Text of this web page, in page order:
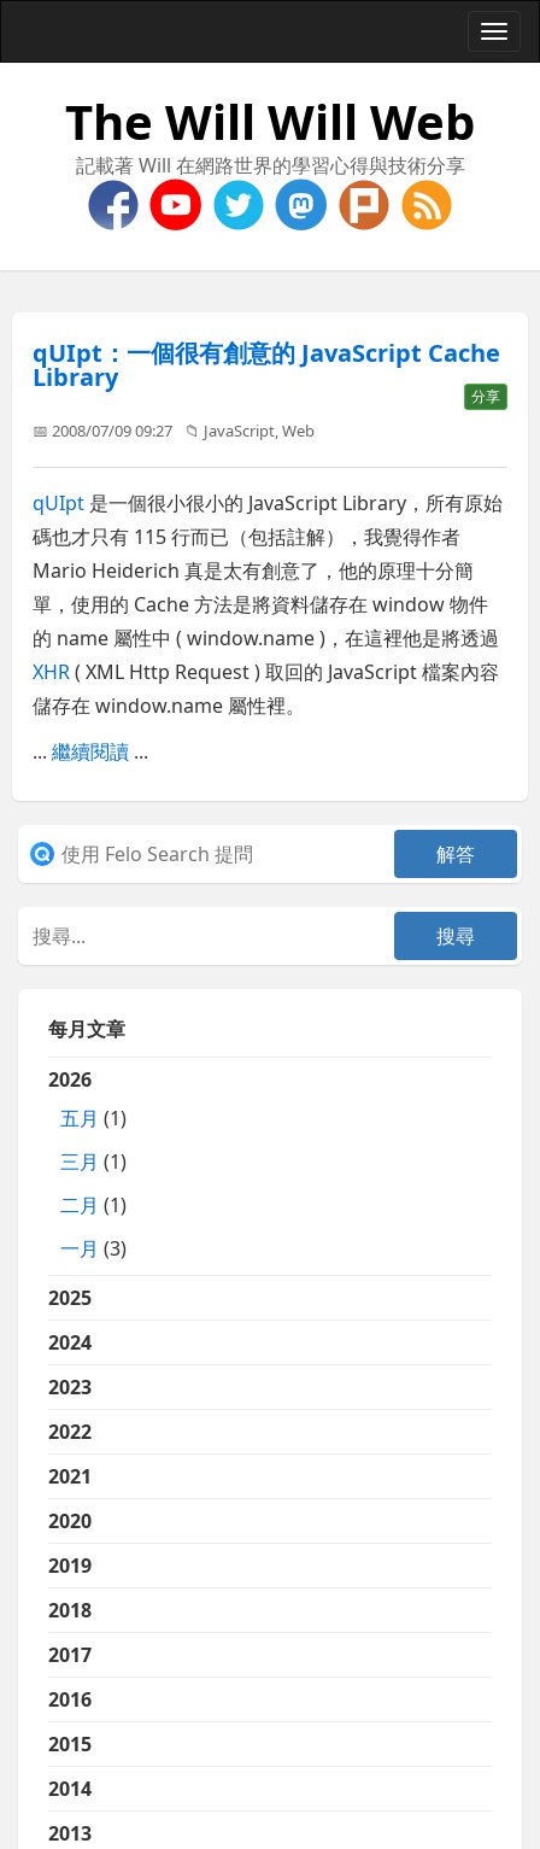
The Will Will Web
記載著 Will 在網路世界的學習心得與技術分享
qUIpt：一個很有創意的 JavaScript Cache
Library
分享
📅 2008/07/09 09:27 📁 JavaScript ,Web
qUIpt 是一個很小很小的 JavaScript Library，所有原始
碼也才只有 115 行而已（包括註解），我覺得作者
Mario Heiderich 真是太有創意了，他的原理十分簡
單，使用的 Cache 方法是將資料儲存在 window 物件
的 name 屬性中 ( window.name )，在這裡他是將透過
XHR( XML Http Request ) 取回的 JavaScript 檔案內容
儲存在 window.name 屬性裡。
...繼續閱讀 ...
每月文章
2026
五月 (1)
三月 (1)
二月 (1)
一月 (3)
2025
2024
2023
2022
2021
2020
2019
2018
2017
2016
2015
2014
2013